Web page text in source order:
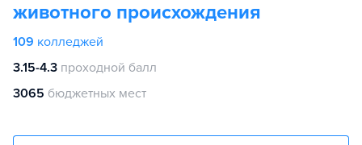
животного происхождения
109 колледжей
3.15-4.3 проходной балл
3065 бюджетных мест